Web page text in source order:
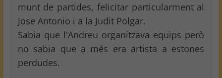
munt de partides, felicitar particularment al
Jose Antonio i a la Judit Polgar.
Sabia que l'Andreu organitzava equips però
no sabia que a més era artista a estones
perdudes.